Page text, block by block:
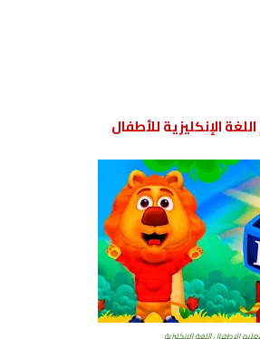
الإنكليزية للأطفال